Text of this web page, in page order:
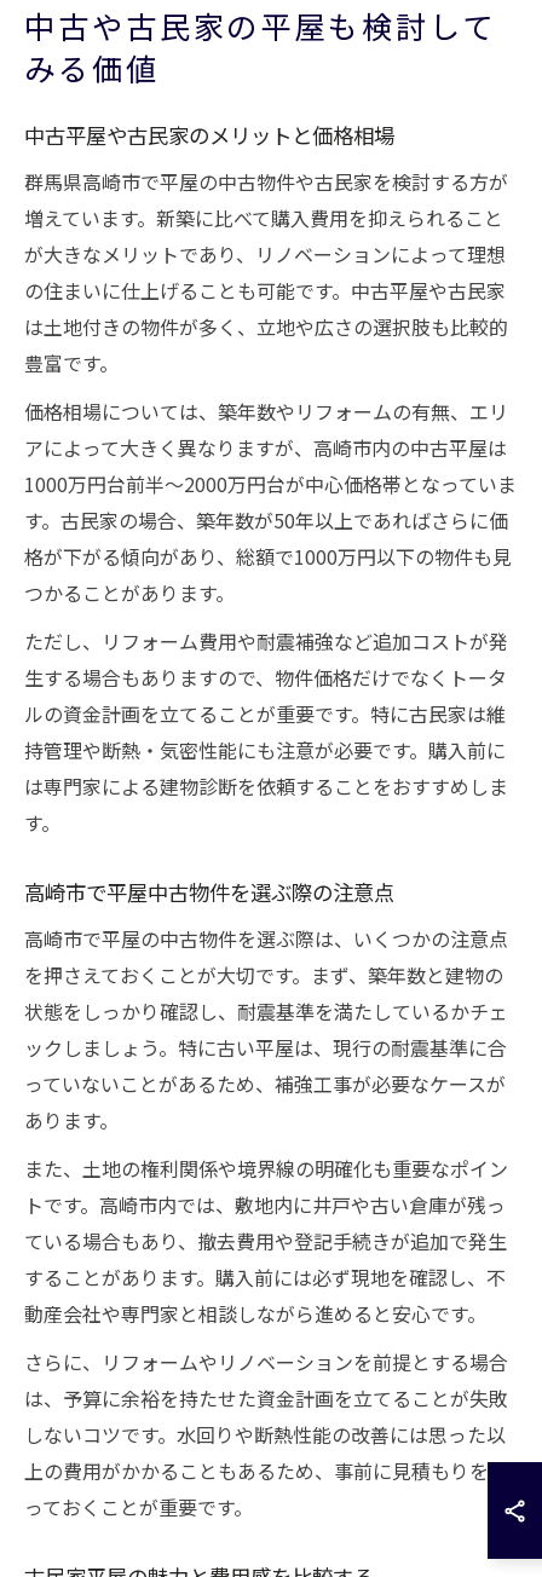
中古や古民家の平屋も検討して
みる価値
中古平屋や古民家のメリットと価格相場
群馬県高崎市で平屋の中古物件や古民家を検討する方が
増えています。新築に比べて購入費用を抑えられること
が大きなメリットであり、リノベーションによって理想
の住まいに仕上げることも可能です。中古平屋や古民家
は土地付きの物件が多く、立地や広さの選択肢も比較的
豊富です。
価格相場については、築年数やリフォームの有無、エリ
アによって大きく異なりますが、高崎市内の中古平屋は
1000万円台前半〜2000万円台が中心価格帯となっていま
す。古民家の場合、築年数が50年以上であればさらに価
格が下がる傾向があり、総額で1000万円以下の物件も見
つかることがあります。
ただし、リフォーム費用や耐震補強など追加コストが発
生する場合もありますので、物件価格だけでなくトータ
ルの資金計画を立てることが重要です。特に古民家は維
持管理や断熱・気密性能にも注意が必要です。購入前に
は専門家による建物診断を依頼することをおすすめしま
す。
高崎市で平屋中古物件を選ぶ際の注意点
高崎市で平屋の中古物件を選ぶ際は、いくつかの注意点
を押さえておくことが大切です。まず、築年数と建物の
状態をしっかり確認し、耐震基準を満たしているかチェ
ックしましょう。特に古い平屋は、現行の耐震基準に合
っていないことがあるため、補強工事が必要なケースが
あります。
また、土地の権利関係や境界線の明確化も重要なポイン
トです。高崎市内では、敷地内に井戸や古い倉庫が残っ
ている場合もあり、撤去費用や登記手続きが追加で発生
することがあります。購入前には必ず現地を確認し、不
動産会社や専門家と相談しながら進めると安心です。
さらに、リフォームやリノベーションを前提とする場合
は、予算に余裕を持たせた資金計画を立てることが失敗
しないコツです。水回りや断熱性能の改善には思った以
上の費用がかかることもあるため、事前に見積もりを取
っておくことが重要です。